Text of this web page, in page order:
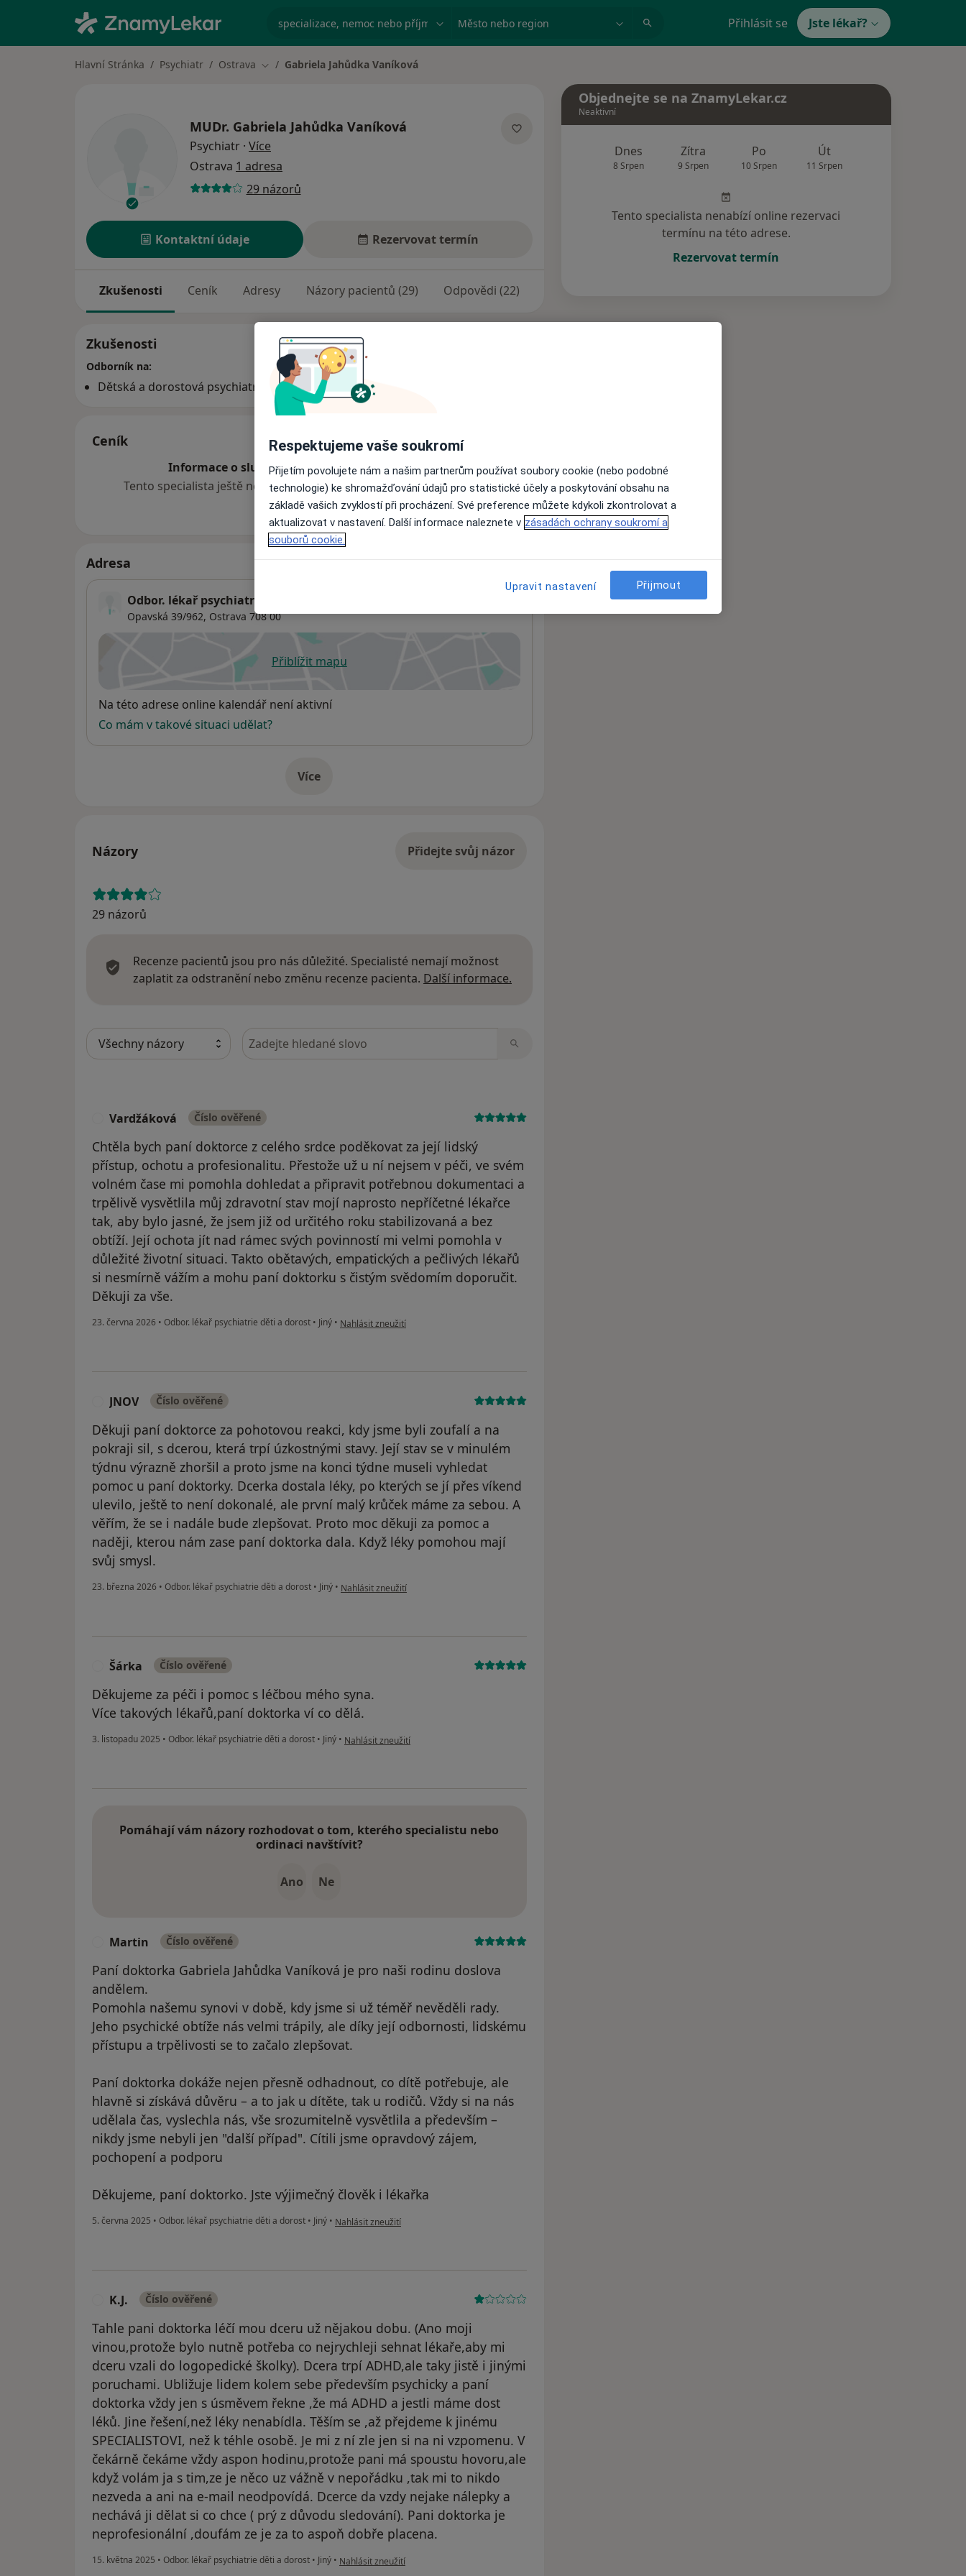
specializace, nemoc nebo příjmení Město nebo region Přihlásit se Jste lékař?
Hlavní Stránka Psychiatr Ostrava Změna města
Gabriela Jahůdka Vaníková
MUDr. Gabriela Jahůdka Vaníková
Psychiatr · Více
Ostrava 1 adresa
29 názorů
Kontaktní údaje Rezervovat termín
Zkušenosti Ceník Adresy Názory pacientů (29) Odpovědi (22)
Zkušenosti
Odborník na:
Dětská a dorostová psychiatrie
Ceník
Informace o službách a cenách nejsou k dispozici
Tento specialista ještě nepřidával žádné informace o svých službách.
Adresa
Odbor. lékař psychiatrie děti a dorost
Opavská 39/962, Ostrava 708 00
Přiblížit mapuse otevře v nové záložce
Dostupnost
Na této adrese online kalendář není aktivní
Co mám v takové situaci udělat?
Víceo adrese
Názory Přidejte svůj názor
29 názorů
Recenze pacientů jsou pro nás důležité. Specialisté nemají možnost
zaplatit za odstranění nebo změnu recenze pacienta. Další informace.
Hledejte v názorech
Vardžáková Číslo ověřené
Chtěla bych paní doktorce z celého srdce poděkovat za její lidský
přístup, ochotu a profesionalitu. Přestože už u ní nejsem v péči, ve svém
volném čase mi pomohla dohledat a připravit potřebnou dokumentaci a
trpělivě vysvětlila můj zdravotní stav mojí naprosto nepříčetné lékařce
tak, aby bylo jasné, že jsem již od určitého roku stabilizovaná a bez
obtíží. Její ochota jít nad rámec svých povinností mi velmi pomohla v
důležité životní situaci. Takto obětavých, empatických a pečlivých lékařů
si nesmírně vážím a mohu paní doktorku s čistým svědomím doporučit.
Děkuji za vše.
23. června 2026 • Odbor. lékař psychiatrie děti a dorost • Jiný • podle názoru uživatele Vardžáková
Nahlásit zneužití
JNOV Číslo ověřené
Děkuji paní doktorce za pohotovou reakci, kdy jsme byli zoufalí a na
pokraji sil, s dcerou, která trpí úzkostnými stavy. Její stav se v minulém
týdnu výrazně zhoršil a proto jsme na konci týdne museli vyhledat
pomoc u paní doktorky. Dcerka dostala léky, po kterých se jí přes víkend
ulevilo, ještě to není dokonalé, ale první malý krůček máme za sebou. A
věřím, že se i nadále bude zlepšovat. Proto moc děkuji za pomoc a
naději, kterou nám zase paní doktorka dala. Když léky pomohou mají
svůj smysl.
23. března 2026 • Odbor. lékař psychiatrie děti a dorost • Jiný • podle názoru uživatele JNOV
Nahlásit zneužití
Šárka Číslo ověřené
Děkujeme za péči i pomoc s léčbou mého syna.
Více takových lékařů,paní doktorka ví co dělá.
3. listopadu 2025 • Odbor. lékař psychiatrie děti a dorost • Jiný • podle názoru uživatele Šárka
Nahlásit zneužití
Pomáhají vám názory rozhodovat o tom, kterého specialistu nebo
ordinaci navštívit?
Ano Ne
Martin Číslo ověřené
Paní doktorka Gabriela Jahůdka Vaníková je pro naši rodinu doslova
andělem.
Pomohla našemu synovi v době, kdy jsme si už téměř nevěděli rady.
Jeho psychické obtíže nás velmi trápily, ale díky její odbornosti, lidskému
přístupu a trpělivosti se to začalo zlepšovat.
Paní doktorka dokáže nejen přesně odhadnout, co dítě potřebuje, ale
hlavně si získává důvěru – a to jak u dítěte, tak u rodičů. Vždy si na nás
udělala čas, vyslechla nás, vše srozumitelně vysvětlila a především –
nikdy jsme nebyli jen "další případ". Cítili jsme opravdový zájem,
pochopení a podporu
Děkujeme, paní doktorko. Jste výjimečný člověk i lékařka
5. června 2025 • Odbor. lékař psychiatrie děti a dorost • Jiný • podle názoru uživatele Martin
Nahlásit zneužití
K.J. Číslo ověřené
Tahle pani doktorka léčí mou dceru už nějakou dobu. (Ano moji
vinou,protože bylo nutně potřeba co nejrychleji sehnat lékaře,aby mi
dceru vzali do logopedické školky). Dcera trpí ADHD,ale taky jistě i jinými
poruchami. Ubližuje lidem kolem sebe především psychicky a paní
doktorka vždy jen s úsměvem řekne ,že má ADHD a jestli máme dost
léků. Jine řešení,než léky nenabídla. Těším se ,až přejdeme k jinému
SPECIALISTOVI, než k téhle osobě. Je mi z ní zle jen si na ni vzpomenu. V
čekárně čekáme vždy aspon hodinu,protože pani má spoustu hovoru,ale
když volám ja s tim,ze je něco uz vážně v nepořádku ,tak mi to nikdo
nezveda a ani na e-mail neodpovídá. Dcerce da vzdy nejake nálepky a
nechává ji dělat si co chce ( prý z důvodu sledování). Pani doktorka je
neprofesionální ,doufám ze je za to aspoň dobře placena.
15. května 2025 • Odbor. lékař psychiatrie děti a dorost • Jiný • podle názoru uživatele K.J.
Nahlásit zneužití
Objednejte se na ZnamyLekar.cz
Neaktivní
Dnes
8 Srpen
Zítra
9 Srpen
Po
10 Srpen
Út
11 Srpen
Tento specialista nenabízí online rezervaci
termínu na této adrese.
Rezervovat termín
Respektujeme vaše soukromí
Přijetím povolujete nám a našim partnerům používat soubory cookie (nebo podobné
technologie) ke shromažďování údajů pro statistické účely a poskytování obsahu na
základě vašich zvyklostí při procházení. Své preference můžete kdykoli zkontrolovat a
aktualizovat v nastavení. Další informace naleznete v zásadách ochrany soukromí a
souborů cookie.
Upravit nastavení Přijmout